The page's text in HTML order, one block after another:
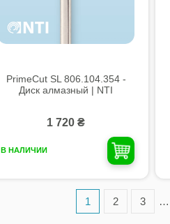
PrimeCut SL 806.104.354 -
Диск алмазный | NTI
1 720 ₴
В НАЛИЧИИ
1 2 3 …